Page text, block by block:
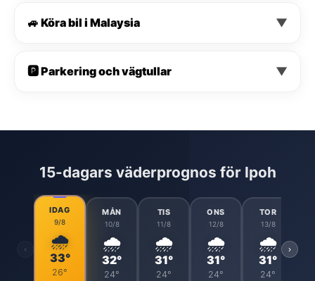
🚙 Köra bil i Malaysia ▼
🅿️ Parkering och vägtullar ▼
15-dagars väderprognos för Ipoh
‹
IDAG
9/8
🌧️
33°
26°
MÅN
10/8
🌧️
32°
24°
TIS
11/8
🌧️
31°
24°
ONS
12/8
🌧️
31°
24°
TOR
13/8
🌧️
31°
24°
›